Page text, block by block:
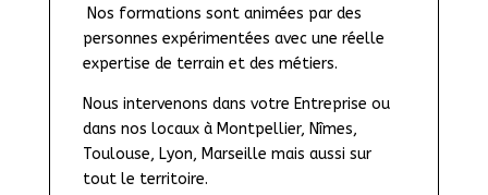
Nos formations sont animées par des
personnes expérimentées avec une réelle
expertise de terrain et des métiers.
Nous intervenons dans votre Entreprise ou
dans nos locaux à Montpellier, Nîmes,
Toulouse, Lyon, Marseille mais aussi sur
tout le territoire.